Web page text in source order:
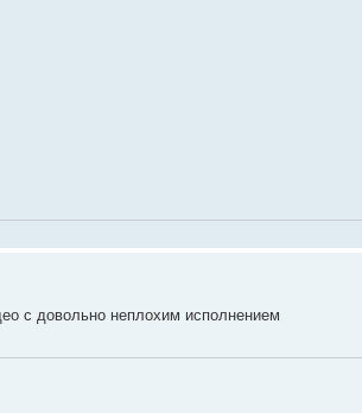
с довольно неплохим исполнением